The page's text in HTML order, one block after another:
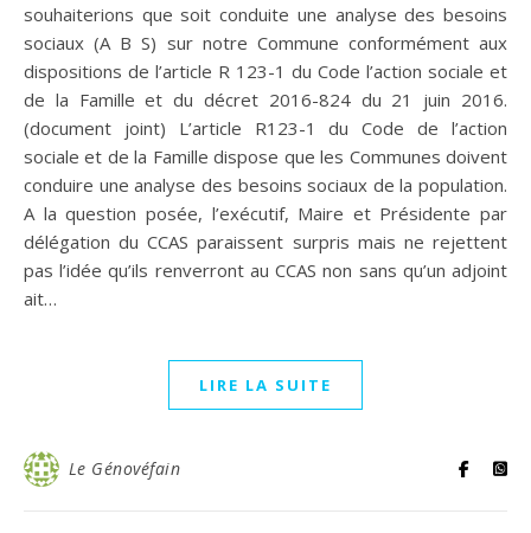
souhaiterions que soit conduite une analyse des besoins
sociaux (A B S) sur notre Commune conformément aux
dispositions de l’article R 123-1 du Code l’action sociale et
de la Famille et du décret 2016-824 du 21 juin 2016.
(document joint) L’article R123-1 du Code de l’action
sociale et de la Famille dispose que les Communes doivent
conduire une analyse des besoins sociaux de la population.
A la question posée, l’exécutif, Maire et Présidente par
délégation du CCAS paraissent surpris mais ne rejettent
pas l’idée qu’ils renverront au CCAS non sans qu’un adjoint
ait…
LIRE LA SUITE
Le Génovéfain